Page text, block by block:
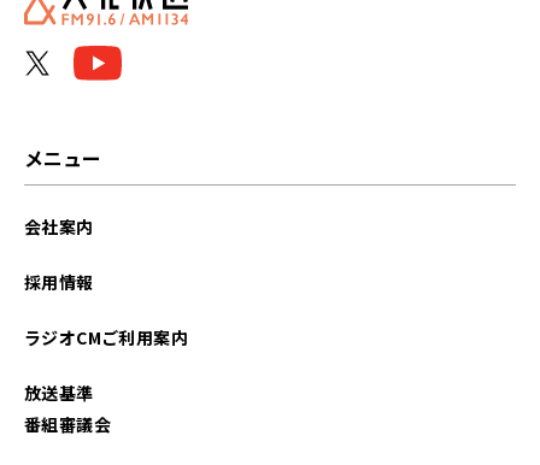
メニュー
会社案内
採用情報
ラジオCMご利用案内
放送基準
番組審議会